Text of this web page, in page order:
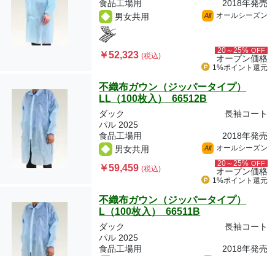
食品工場用
2018年発売
男女共用
All オールシーズン
￥52,323(税込)
20～25% OFF
オープン価格
1%ポイント 還元
不織布ガウン（ジッパータイプ）
LL（100枚入） 66512B
ダック
長袖コート
パル 2025
食品工場用
2018年発売
男女共用
All オールシーズン
￥59,459(税込)
20～25% OFF
オープン価格
1%ポイント 還元
不織布ガウン（ジッパータイプ）
L（100枚入） 66511B
ダック
長袖コート
パル 2025
食品工場用
2018年発売